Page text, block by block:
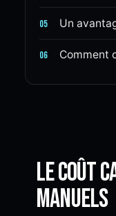
05 Un
06 Comment
Le coût
manuels